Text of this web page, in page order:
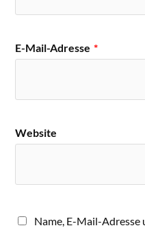
E-Mail-Adresse *
Website
Name, E-Mail-Adresse